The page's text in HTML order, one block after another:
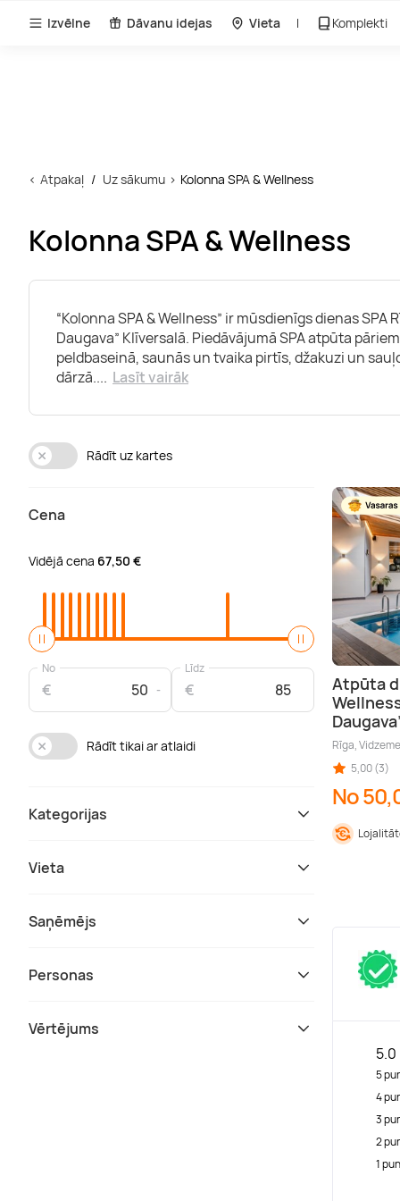
Izvēlne Dāvanu idejas Vieta Komplekti
Atpakaļ Uz sākumu Kolonna SPA & Wellness
Kolonna SPA & Wellness
“Kolonna SPA & Wellness” ir mūsdienīgs dienas SPA
Daugava” Klīversalā. Piedāvājumā SPA atpūta
peldbaseinā, saunās un tvaika pirtīs, džakuzi un
dārzā.... Lasīt vairāk
Rādīt uz kartes
Cena
Vidējā cena 67,50 €
No
€
Līdz
€
Rādīt tikai ar atlaidi
Kategorijas
Vieta
Saņēmējs
Personas
Vērtējums
Atpūta
Rīga, Vidzeme
5,00 (3)
No
5.0
5
4
3
2
1